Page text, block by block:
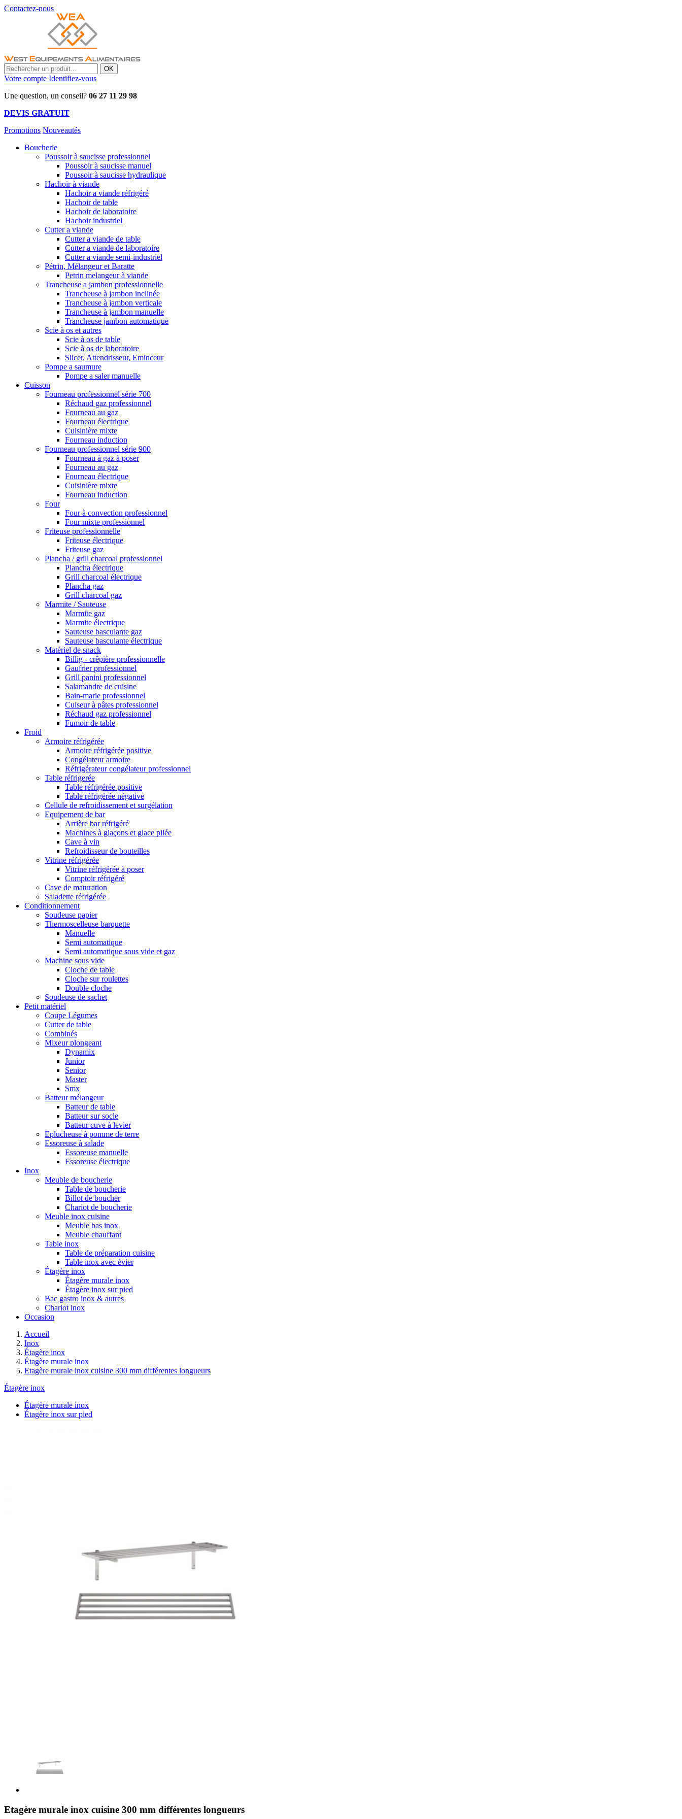
Contactez-nous
OK
Votre compte Identifiez-vous
Une question, un conseil? 06 27 11 29 98
DEVIS GRATUIT
Promotions Nouveautés
Boucherie
Poussoir à saucisse professionnel
Poussoir à saucisse manuel
Poussoir à saucisse hydraulique
Hachoir à viande
Hachoir a viande réfrigéré
Hachoir de table
Hachoir de laboratoire
Hachoir industriel
Cutter a viande
Cutter a viande de table
Cutter a viande de laboratoire
Cutter a viande semi-industriel
Pétrin, Mélangeur et Baratte
Petrin melangeur à viande
Trancheuse a jambon professionnelle
Trancheuse à jambon inclinée
Trancheuse à jambon verticale
Trancheuse à jambon manuelle
Trancheuse jambon automatique
Scie à os et autres
Scie à os de table
Scie à os de laboratoire
Slicer, Attendrisseur, Eminceur
Pompe a saumure
Pompe a saler manuelle
Cuisson
Fourneau professionnel série 700
Réchaud gaz professionnel
Fourneau au gaz
Fourneau électrique
Cuisinière mixte
Fourneau induction
Fourneau professionnel série 900
Fourneau à gaz à poser
Fourneau au gaz
Fourneau électrique
Cuisinière mixte
Fourneau induction
Four
Four à convection professionnel
Four mixte professionnel
Friteuse professionnelle
Friteuse électrique
Friteuse gaz
Plancha / grill charcoal professionnel
Plancha électrique
Grill charcoal électrique
Plancha gaz
Grill charcoal gaz
Marmite / Sauteuse
Marmite gaz
Marmite électrique
Sauteuse basculante gaz
Sauteuse basculante électrique
Matériel de snack
Billig - crêpière professionnelle
Gaufrier professionnel
Grill panini professionnel
Salamandre de cuisine
Bain-marie professionnel
Cuiseur à pâtes professionnel
Réchaud gaz professionnel
Fumoir de table
Froid
Armoire réfrigérée
Armoire réfrigérée positive
Congélateur armoire
Réfrigérateur congélateur professionnel
Table réfrigerée
Table réfrigérée positive
Table réfrigérée négative
Cellule de refroidissement et surgélation
Equipement de bar
Arrière bar réfrigéré
Machines à glaçons et glace pilée
Cave à vin
Refroidisseur de bouteilles
Vitrine réfrigérée
Vitrine réfrigérée à poser
Comptoir réfrigéré
Cave de maturation
Saladette réfrigérée
Conditionnement
Soudeuse papier
Thermoscelleuse barquette
Manuelle
Semi automatique
Semi automatique sous vide et gaz
Machine sous vide
Cloche de table
Cloche sur roulettes
Double cloche
Soudeuse de sachet
Petit matériel
Coupe Légumes
Cutter de table
Combinés
Mixeur plongeant
Dynamix
Junior
Senior
Master
Smx
Batteur mélangeur
Batteur de table
Batteur sur socle
Batteur cuve à levier
Eplucheuse à pomme de terre
Essoreuse à salade
Essoreuse manuelle
Essoreuse électrique
Inox
Meuble de boucherie
Table de boucherie
Billot de boucher
Chariot de boucherie
Meuble inox cuisine
Meuble bas inox
Meuble chauffant
Table inox
Table de préparation cuisine
Table inox avec évier
Étagère inox
Étagère murale inox
Étagère inox sur pied
Bac gastro inox & autres
Chariot inox
Occasion
Accueil
Inox
Étagère inox
Étagère murale inox
Etagère murale inox cuisine 300 mm différentes longueurs
Étagère inox
Étagère murale inox
Étagère inox sur pied
Etagère murale inox cuisine 300 mm différentes longueurs